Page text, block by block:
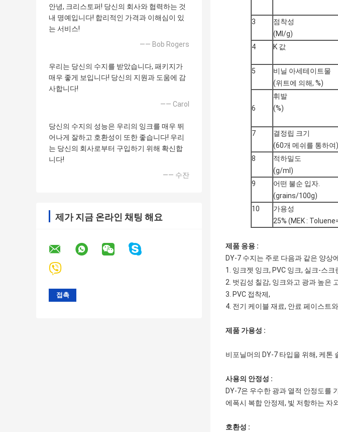
안녕, 크리스토퍼! 당신의 회사와 협력하는 것
내 명예입니다! 합리적인 가격과 이해심이 있
는 서비스!
—— Bob Rogers
우리는 당신의 수지를 받았습니다, 패키지가
매우 좋게 보입니다! 당신의 지원과 도움에 감
사합니다!
—— Carol
당신의 수지의 성능은 우리의 잉크를 매우 뛰
어나게 잘하고 호환성이 또한 좋습니다! 우리
는 당신의 회사로부터 구입하기 위해 확신합
니다!
—— 수잔
제가 지금 온라인 채팅 해요
3
점착성
(Ml/g)
4 K 값
5
비닐 아세테이트물
(위트에 의해, %)
6
휘발
(%)
7
결정립 크기
(60개 메쉬를 통하여)
8
적하밀도
(g/ml)
9
어떤 불순 입자.
(grains/100g)
10
가용성
25% (MEK :
제품 응용 :
DY-7 수지는 주로 다음과 같은 양상
1. 잉크젯 잉크, PVC 잉크, 실크-스크
2. 벗김성 칠감, 잉크와고 광과 높은
3. PVC 접착제,
4. 전기 케이블 재료, 안료 페이스트
제품 가용성 :
비포닐머의 DY-7 타입을 위해, 케톤
사용의 안정성 :
DY-7은 우수한 광과 열적 안정도를
에폭시 복합 안정제, 빛 저항하는 자
호환성 :